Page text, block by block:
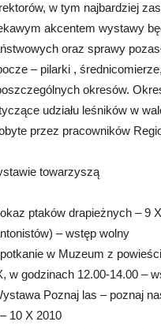
w tym najbardziej
akcentem wystawy
oraz sprawy
– pilarki ,
okresów.
udziału leśników w
przez pracowników
towarzyszą
ptaków drapieżnych – 9
– wstęp wolny
w Muzeum z
w godzinach 12.00-14.00 –
Poznaj las – poznaj
10 X 2010